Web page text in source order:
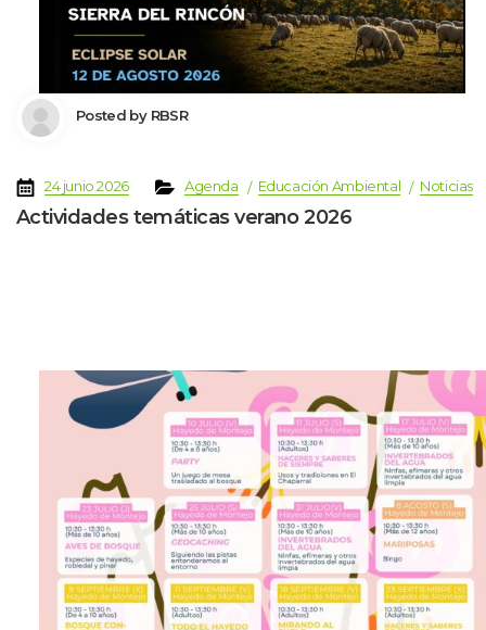
Posted by RBSR
24 junio 2026 Agenda Educación Ambiental Noticia
Actividades temáticas verano 2026